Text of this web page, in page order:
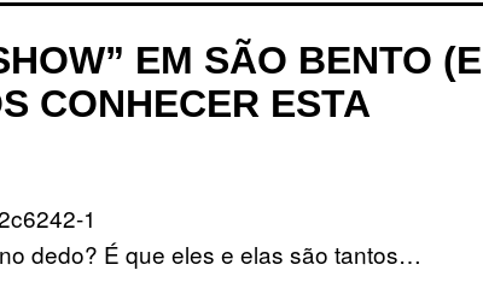
EM SÃO BENTO (E
CONHECER ESTA
dedo? É que eles e elas são tantos…